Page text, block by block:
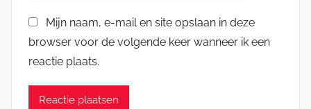
Mijn naam, e-mail en site opslaan in deze
browser voor de volgende keer wanneer ik een
reactie plaats.